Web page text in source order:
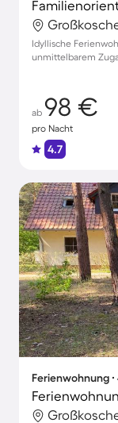
Idyllische
unmittelbarem
ab 98 €
pro Nacht
4.7
Ferienwohnung